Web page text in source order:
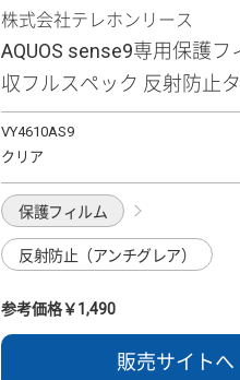
株式会社テレホンリース
AQUOS sense9専用保護フ
収フルスペック 反射防止
VY4610AS9
クリア
保護フィルム
反射防止（アンチグレア）
参考価格￥1,490
販売サイトへ